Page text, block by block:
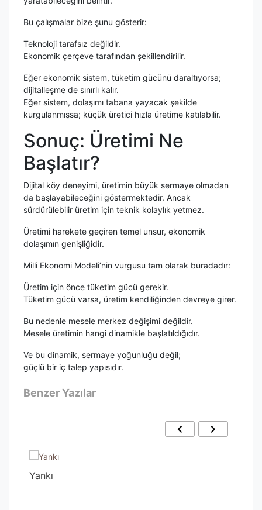
Bu çalışmalar bize şunu gösterir:
Teknoloji tarafsız değildir.
Ekonomik çerçeve tarafından şekillendirilir.
Eğer ekonomik sistem, tüketim gücünü daraltıyorsa;
dijitalleşme de sınırlı kalır.
Eğer sistem, dolaşımı tabana yayacak şekilde
kurgulanmışsa; küçük üretici hızla üretime katılabilir.
Sonuç: Üretimi Ne
Başlatır?
Dijital köy deneyimi, üretimin büyük sermaye olmadan
da başlayabileceğini göstermektedir. Ancak
sürdürülebilir üretim için teknik kolaylık yetmez.
Üretimi harekete geçiren temel unsur, ekonomik
dolaşımın genişliğidir.
Milli Ekonomi Modeli’nin vurgusu tam olarak buradadır:
Üretim için önce tüketim gücü gerekir.
Tüketim gücü varsa, üretim kendiliğinden devreye girer.
Bu nedenle mesele merkez değişimi değildir.
Mesele üretimin hangi dinamikle başlatıldığıdır.
Ve bu dinamik, sermaye yoğunluğu değil;
güçlü bir iç talep yapısıdır.
Benzer Yazılar
Yankı